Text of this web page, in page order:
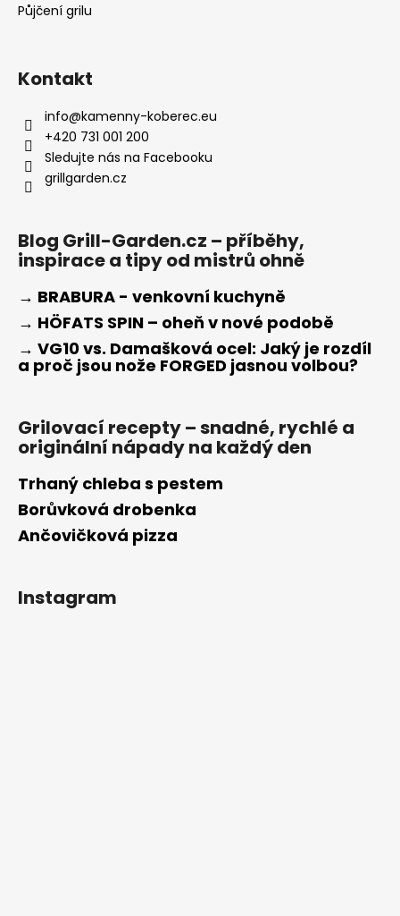
Půjčení grilu
Kontakt
info@kamenny-koberec.eu
+420 731 001 200
Sledujte nás na Facebooku
grillgarden.cz
Blog Grill-Garden.cz – příběhy,
inspirace a tipy od mistrů ohně
→ BRABURA - venkovní kuchyně
→ HÖFATS SPIN – oheň v nové podobě
→ VG10 vs. Damašková ocel: Jaký je rozdíl
a proč jsou nože FORGED jasnou volbou?
Grilovací recepty – snadné, rychlé a
originální nápady na každý den
Trhaný chleba s pestem
Borůvková drobenka
Ančovičková pizza
Instagram